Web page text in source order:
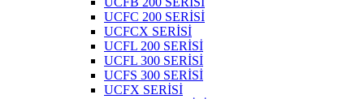
UCFC 200 SERİSİ
UCFCX SERİSİ
UCFL 200 SERİSİ
UCFL 300 SERİSİ
UCFS 300 SERİSİ
UCFX SERİSİ